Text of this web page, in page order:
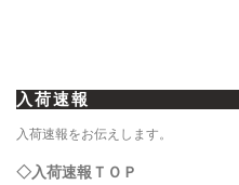
シ
ョ
ン
入荷速報
入荷速報をお伝えします。
◇入荷速報ＴＯＰ